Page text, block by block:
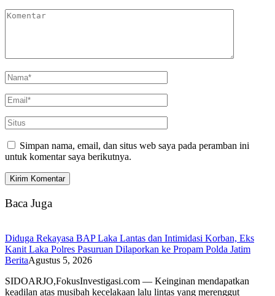
Simpan nama, email, dan situs web saya pada peramban ini
untuk komentar saya berikutnya.
Baca Juga
Diduga Rekayasa BAP Laka Lantas dan Intimidasi Korban, Eks
Kanit Laka Polres Pasuruan Dilaporkan ke Propam Polda Jatim
BeritaAgustus 5, 2026
SIDOARJO,FokusInvestigasi.com — Keinginan mendapatkan
keadilan atas musibah kecelakaan lalu lintas yang merenggut